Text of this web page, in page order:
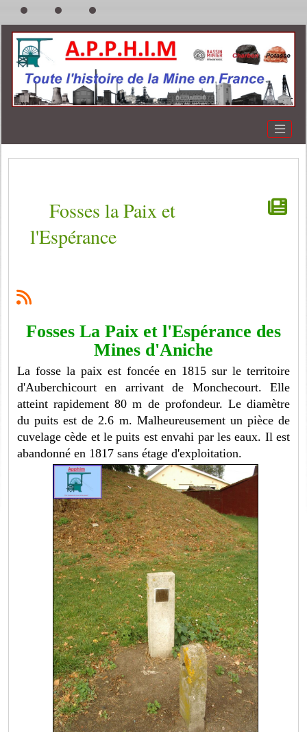
Fosses la Paix et
l'Espérance
Fosses La Paix et l'Espérance des
Mines d'Aniche
La fosse la paix est foncée en 1815 sur le territoire
d'Auberchicourt en arrivant de Monchecourt. Elle
atteint rapidement 80 m de profondeur. Le diamètre
du puits est de 2.6 m. Malheureusement un pièce de
cuvelage cède et le puits est envahi par les eaux. Il est
abandonné en 1817 sans étage d'exploitation.